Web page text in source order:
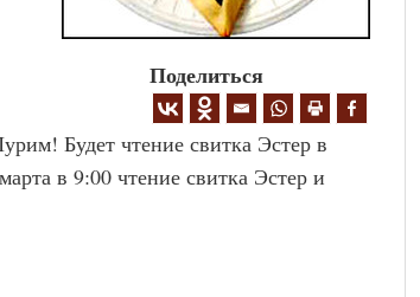
Поделиться
Будет чтение свитка Эстер в
в 9:00 чтение свитка Эстер и